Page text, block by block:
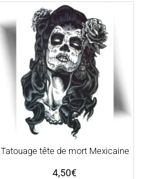
Tatouage tête de mort Mexicaine
4,50€